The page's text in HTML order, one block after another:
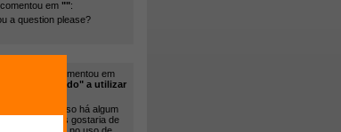
comentou em "":
a question please?
comentou em
sendo "obrigado" a utilizar
já uso há algum
com ureia, mas gostaria de